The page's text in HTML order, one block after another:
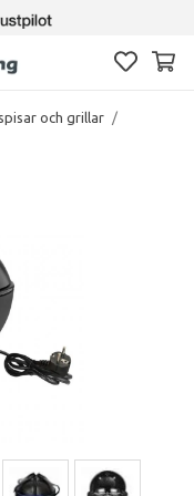
och grillar /